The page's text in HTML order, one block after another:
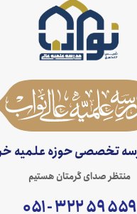
حوزه علمیه خراسان
صدای گرمتان هستیم